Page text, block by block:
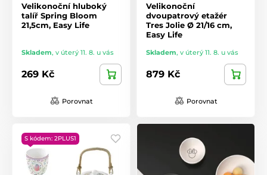
Velikonoční hluboký
talíř Spring Bloom
21,5cm, Easy Life
Skladem, v úterý 11. 8. u vás
269 Kč
Porovnat
Velikonoční
dvoupatrový etažér
Tres Jolie Ø 21/16 cm,
Easy Life
Skladem, v úterý 11. 8. u vás
879 Kč
Porovnat
S kódem: 2PLUS1